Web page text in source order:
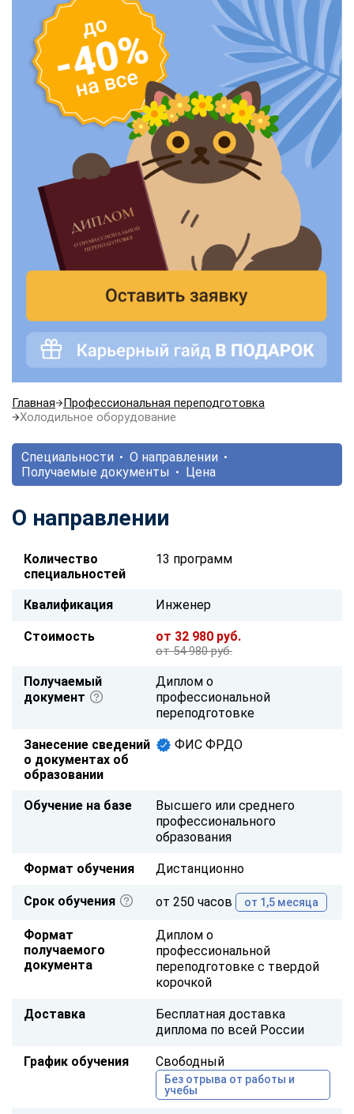
Главная
Профессиональная переподготовка
Холодильное оборудование
Специальности
О направлении
Получаемые документы
Цена
О направлении
Количество
специальностей
13 программ
Квалификация Инженер
Стоимость от 32 980 руб.
от 54 980 руб.
Получаемый
документ
Диплом о
профессиональной
переподготовке
Занесение сведений
о документах об
образовании
ФИС ФРДО
Обучение на базе
Высшего или среднего
профессионального
образования
Формат обучения Дистанционно
Срок обучения от 250 часов от 1,5 месяца
Формат
получаемого
документа
Диплом о
профессиональной
переподготовке с твердой
корочкой
Доставка
Бесплатная доставка
диплома по всей России
График обучения Свободный
Без отрыва от работы и
учебы